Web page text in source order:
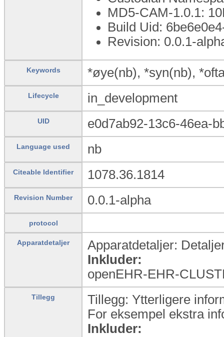
MD5-CAM-1.0.1:
Build Uid:
Revision: 0.0.1-
Keywords *øye(nb), *syn(nb),
Lifecycle in_development
UID e0d7ab92-13c6-46ea-
Language used nb
Citeable Identifier 1078.36.1814
Revision Number 0.0.1-alpha
protocol
Apparatdetaljer
Apparatdetaljer:
Inkluder:
openEHR-EHR-
Tillegg
Tillegg: Ytterligere
For eksempel ekstra
Inkluder: